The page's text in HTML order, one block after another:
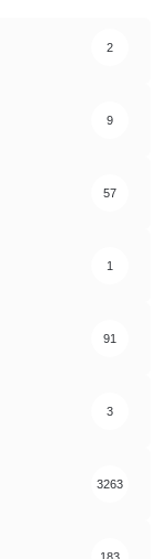
2
9
57
1
91
3
3263